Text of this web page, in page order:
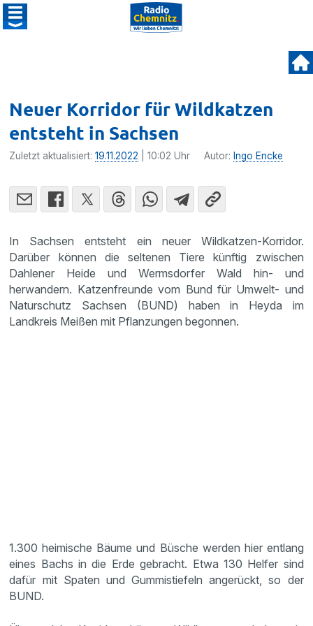
Neuer Korridor für Wildkatzen
entsteht in Sachsen
Zuletzt aktualisiert:19.11.2022 | 10:02 Uhr Autor: Ingo Encke
In Sachsen entsteht ein neuer Wildkatzen-Korridor.
Darüber können die seltenen Tiere künftig zwischen
Dahlener Heide und Wermsdorfer Wald hin- und
herwandern. Katzenfreunde vom Bund für Umwelt- und
Naturschutz Sachsen (BUND) haben in Heyda im
Landkreis Meißen mit Pflanzungen begonnen.
1.300 heimische Bäume und Büsche werden hier entlang
eines Bachs in die Erde gebracht. Etwa 130 Helfer sind
dafür mit Spaten und Gummistiefeln angerückt, so der
BUND.